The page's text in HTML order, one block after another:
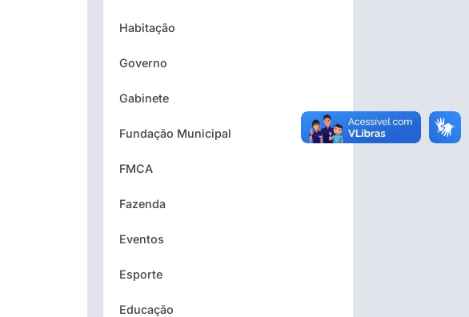
Habitação
Governo
Gabinete
Fundação Municipal
FMCA
Fazenda
Eventos
Esporte
Educação